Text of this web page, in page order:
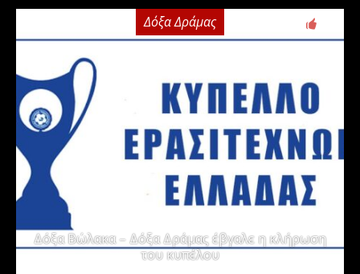
Δόξα Δράμας
Δόξα Βώλακα – Δόξα Δράμας έβγαλε η κλήρωση
του κυπέλου